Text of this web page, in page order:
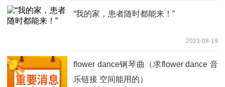
“我的家，患者随时都能来！”
2023-08-19
flower dance钢琴曲（求flower dance 音
乐链接 空间能用的）